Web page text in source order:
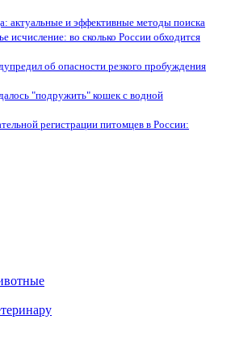
актуальные и эффективные методы поиска
исчисление: во сколько России обходится
об опасности резкого пробуждения
"подружить" кошек с водной
регистрации питомцев в России: